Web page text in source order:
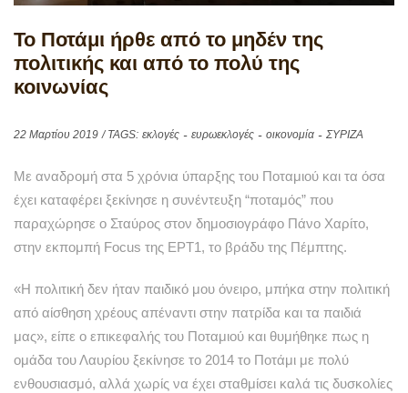
Το Ποτάμι ήρθε από το μηδέν της
πολιτικής και από το πολύ της
κοινωνίας
22 Μαρτίου 2019 / TAGS: εκλογές ευρωεκλογές οικονομία ΣΥΡΙΖΑ
Με αναδρομή στα 5 χρόνια ύπαρξης του Ποταμιού και τα όσα
έχει καταφέρει ξεκίνησε η συνέντευξη “ποταμός” που
παραχώρησε ο Σταύρος στον δημοσιογράφο Πάνο Χαρίτο,
στην εκπομπή Focus της ΕΡΤ1, το βράδυ της Πέμπτης.
«Η πολιτική δεν ήταν παιδικό μου όνειρο, μπήκα στην πολιτική
από αίσθηση χρέους απέναντι στην πατρίδα και τα παιδιά
μας», είπε ο επικεφαλής του Ποταμιού και θυμήθηκε πως η
ομάδα του Λαυρίου ξεκίνησε το 2014 το Ποτάμι με πολύ
ενθουσιασμό, αλλά χωρίς να έχει σταθμίσει καλά τις δυσκολίες